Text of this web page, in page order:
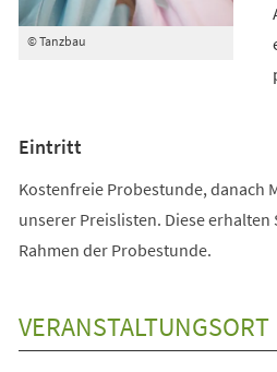
© Tanzbau
Eintritt
Kostenfreie Probestunde, danach
unserer Preislisten. Diese erhalten
Rahmen der Probestunde.
VERANSTALTUNGSORT